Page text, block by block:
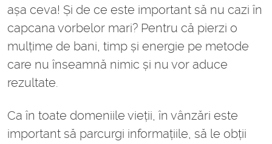
așa ceva! Și de ce este important să nu cazi în
capcana vorbelor mari? Pentru că pierzi o
mulțime de bani, timp și energie pe metode
care nu înseamnă nimic și nu vor aduce
rezultate.
Ca în toate domeniile vieții, în vânzări este
important să parcurgi informațiile, să le obții